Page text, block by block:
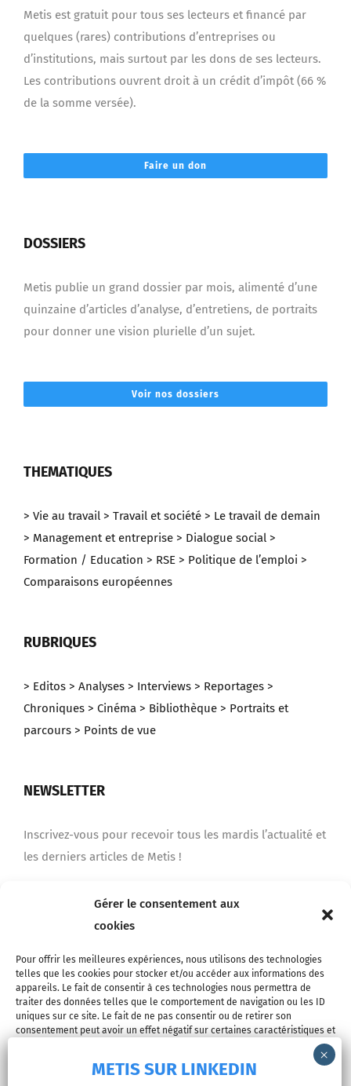
Gérer le consentement aux
cookies
Pour offrir les meilleures expériences, nous utilisons des technologies
telles que les cookies pour stocker et/ou accéder aux informations des
appareils. Le fait de consentir à ces technologies nous permettra de
traiter des données telles que le comportement de navigation ou les ID
uniques sur ce site. Le fait de ne pas consentir ou de retirer son
consentement peut avoir un effet négatif sur certaines caractéristiques et
Metis est gratuit pour tous ses lecteurs et financé par
quelques (rares) contributions d’entreprises ou
d’institutions, mais surtout par les dons de ses lecteurs.
Les contributions ouvrent droit à un crédit d’impôt (66 %
de la somme versée).
Faire un don
DOSSIERS
Metis publie un grand dossier par mois, alimenté d’une
quinzaine d’articles d’analyse, d’entretiens, de portraits
pour donner une vision plurielle d’un sujet.
Voir nos dossiers
THEMATIQUES
> Vie au travail > Travail et société > Le travail de demain
> Management et entreprise > Dialogue social >
Formation / Education > RSE > Politique de l’emploi >
Comparaisons européennes
RUBRIQUES
> Editos > Analyses > Interviews > Reportages >
Chroniques > Cinéma > Bibliothèque > Portraits et
parcours > Points de vue
NEWSLETTER
Inscrivez-vous pour recevoir tous les mardis l’actualité et
les derniers articles de Metis !
© Copyright 2026 - METIS EUROPE | Tous droits réservés |
METIS SUR LINKEDIN